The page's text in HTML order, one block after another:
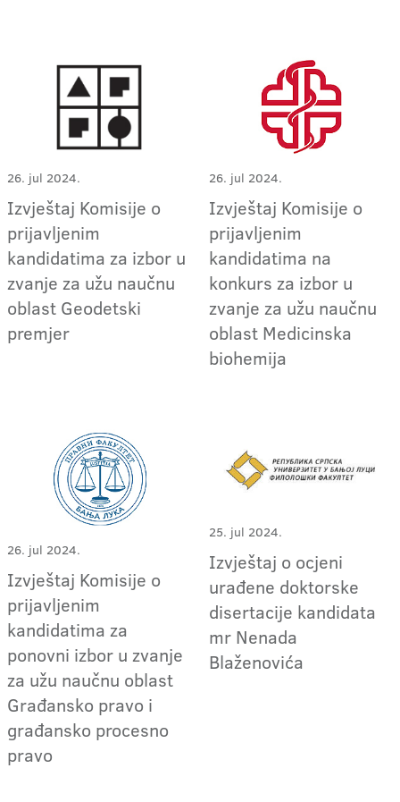
26. jul 2024.
Izvještaj Komisije o
prijavljenim
kandidatima za izbor u
zvanje za užu naučnu
oblast Geodetski
premjer
26. jul 2024.
Izvještaj Komisije o
prijavljenim
kandidatima na
konkurs za izbor u
zvanje za užu naučnu
oblast Medicinska
biohemija
26. jul 2024.
Izvještaj Komisije o
prijavljenim
kandidatima za
ponovni izbor u zvanje
za užu naučnu oblast
Građansko pravo i
građansko procesno
pravo
25. jul 2024.
Izvještaj o ocjeni
urađene doktorske
disertacije kandidata
mr Nenada
Blaženovića